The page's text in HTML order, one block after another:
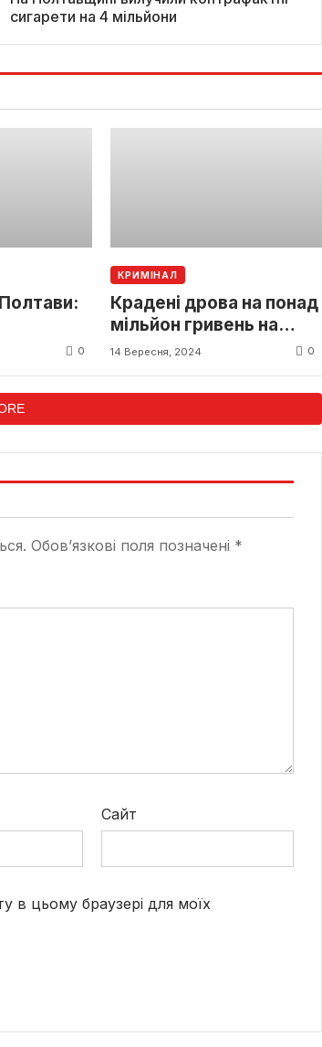
сигарети на 4 мільйони
0
КРИМІНАЛ
Крадені дрова на понад
мільйон гривень на
Полтавщині
14 Вересня, 2024 0
Обов’язкові поля позначені *
Сайт
в цьому браузері для моїх